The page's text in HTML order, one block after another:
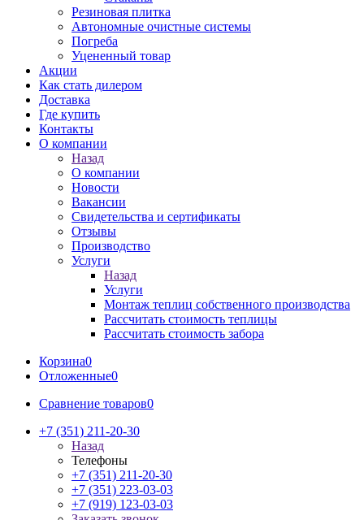
Резиновая плитка
Автономные очистные системы
Погреба
Уцененный товар
Акции
Как стать дилером
Доставка
Где купить
Контакты
О компании
Назад
О компании
Новости
Вакансии
Свидетельства и сертификаты
Отзывы
Производство
Услуги
Назад
Услуги
Монтаж теплиц собственного производства
Рассчитать стоимость теплицы
Рассчитать стоимость забора
Корзина0
Отложенные0
Сравнение товаров0
+7 (351) 211-20-30
Назад
Телефоны
+7 (351) 211-20-30
+7 (351) 223-03-03
+7 (919) 123-03-03